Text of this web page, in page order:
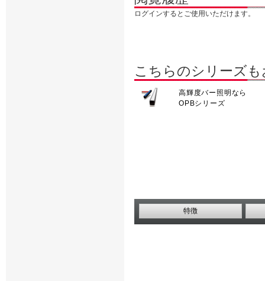
ログインするとご使用いただけます。
こちらのシリーズ
高輝度バー照明なら
OPBシリーズ
特徴